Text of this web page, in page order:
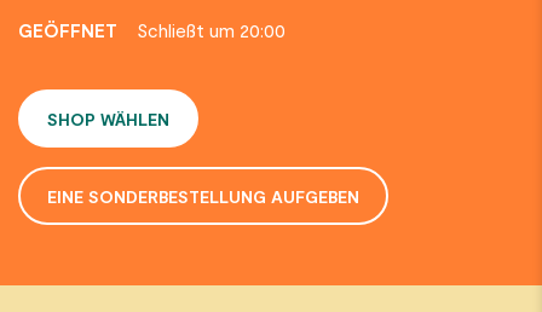
GEÖFFNET
Schließt um 20:00
SHOP WÄHLEN
EINE SONDERBESTELLUNG AUFGEBEN